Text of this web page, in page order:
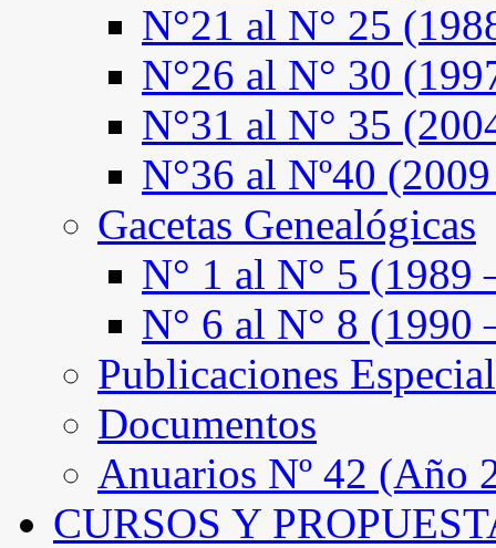
N°21 al N° 25
N°26 al N° 30
N°31 al N° 35
N°36 al Nº40
Gacetas Genealógicas
N° 1 al N° 5 (1989
N° 6 al N° 8 (1990
Publicaciones
Documentos
Anuarios Nº 42 (Año
CURSOS Y